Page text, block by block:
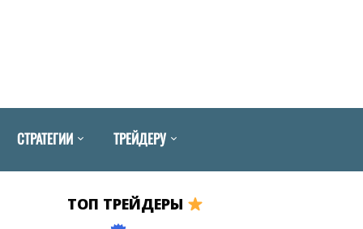
СТРАТЕГИИ ТРЕЙДЕРУ
ТОП ТРЕЙДЕРЫ